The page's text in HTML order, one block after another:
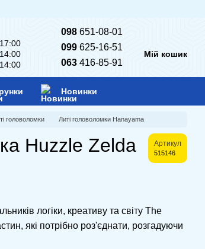
098651-08-01
099625-16-51
063416-85-91
Мій кошик
Новинки
головоломки Литі головоломки Hanayama
Huzzle Zelda
Артикул
515146
логіки, креативу та світу The
які потрібно роз'єднати, розгадуючи